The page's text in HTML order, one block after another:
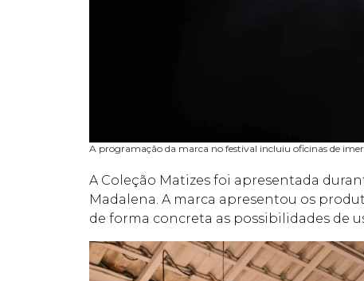
A programação da marca no festival incluiu oficinas de
A Coleção Matizes foi apresentada
Madalena. A marca apresentou os
de forma concreta as possibilidades de